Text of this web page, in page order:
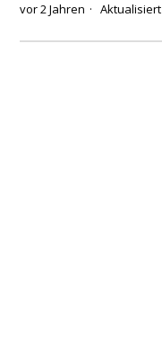
vor 2 Jahren Aktualisiert